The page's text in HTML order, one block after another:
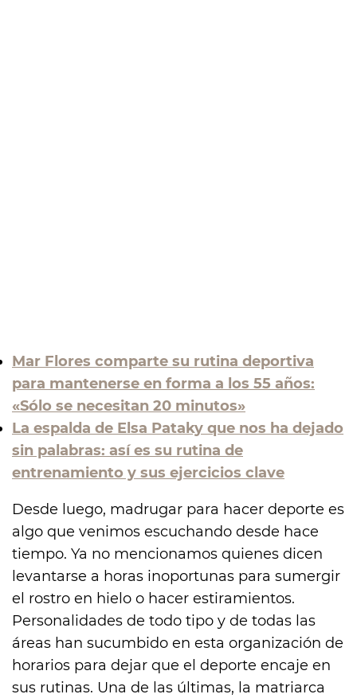
Mar Flores comparte su rutina deportiva
para mantenerse en forma a los 55 años:
«Sólo se necesitan 20 minutos»
La espalda de Elsa Pataky que nos ha dejado
sin palabras: así es su rutina de
entrenamiento y sus ejercicios clave
Desde luego, madrugar para hacer deporte es
algo que venimos escuchando desde hace
tiempo. Ya no mencionamos quienes dicen
levantarse a horas inoportunas para sumergir
el rostro en hielo o hacer estiramientos.
Personalidades de todo tipo y de todas las
áreas han sucumbido en esta organización de
horarios para dejar que el deporte encaje en
sus rutinas. Una de las últimas, la matriarca